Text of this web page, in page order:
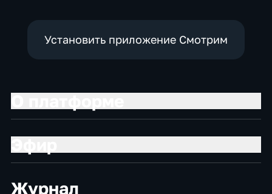
Установить приложение Смотрим
Журнал